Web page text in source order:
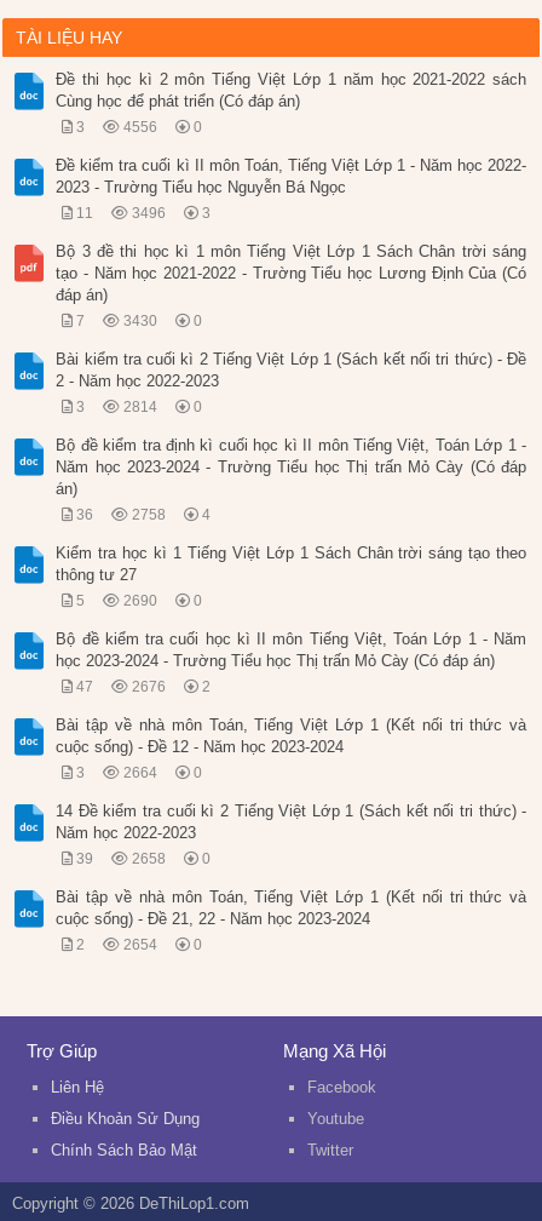
TÀI LIỆU HAY
Đề thi học kì 2 môn Tiếng Việt Lớp 1 năm học 2021-2022 sách
Cùng học để phát triển (Có đáp án)
3 4556 0
Đề kiểm tra cuối kì II môn Toán, Tiếng Việt Lớp 1 - Năm học 2022-
2023 - Trường Tiểu học Nguyễn Bá Ngọc
11 3496 3
Bộ 3 đề thi học kì 1 môn Tiếng Việt Lớp 1 Sách Chân trời sáng
tạo - Năm học 2021-2022 - Trường Tiểu học Lương Định Của (Có
đáp án)
7 3430 0
Bài kiểm tra cuối kì 2 Tiếng Việt Lớp 1 (Sách kết nối tri thức) - Đề
2 - Năm học 2022-2023
3 2814 0
Bộ đề kiểm tra định kì cuối học kì II môn Tiếng Việt, Toán Lớp 1 -
Năm học 2023-2024 - Trường Tiểu học Thị trấn Mỏ Cày (Có đáp
án)
36 2758 4
Kiểm tra học kì 1 Tiếng Việt Lớp 1 Sách Chân trời sáng tạo theo
thông tư 27
5 2690 0
Bộ đề kiểm tra cuối học kì II môn Tiếng Việt, Toán Lớp 1 - Năm
học 2023-2024 - Trường Tiểu học Thị trấn Mỏ Cày (Có đáp án)
47 2676 2
Bài tập về nhà môn Toán, Tiếng Việt Lớp 1 (Kết nối tri thức và
cuộc sống) - Đề 12 - Năm học 2023-2024
3 2664 0
14 Đề kiểm tra cuối kì 2 Tiếng Việt Lớp 1 (Sách kết nối tri thức) -
Năm học 2022-2023
39 2658 0
Bài tập về nhà môn Toán, Tiếng Việt Lớp 1 (Kết nối tri thức và
cuộc sống) - Đề 21, 22 - Năm học 2023-2024
2 2654 0
Trợ Giúp
Liên Hệ
Điều Khoản Sử Dụng
Chính Sách Bảo Mật
Mạng Xã Hội
Facebook
Youtube
Twitter
Copyright © 2026 DeThiLop1.com